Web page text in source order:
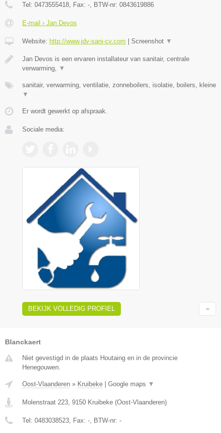
Tel: 0473555418 , Fax: - , BTW-nr: 0843619886
E-mail › Jan Devos
Website: http://www.jdv-sani-cv.com Screenshot ▼
Jan Devos is een ervaren installateur van sanitair, centrale
verwarming,
▼
sanitair, verwarming, ventilatie, zonneboilers, isolatie, boilers, kleine
▼
Er wordt gewerkt op afspraak.
Sociale media:
BEKIJK VOLLEDIG PROFIEL
Blanckaert
Niet gevestigd in de plaats Houtaing en in de provincie
Henegouwen.
Oost-Vlaanderen » Kruibeke Google maps ▼
Molenstraat 223 9150 Kruibeke (Oost-Vlaanderen)
Tel: 0483038523 , Fax: - , BTW-nr: -